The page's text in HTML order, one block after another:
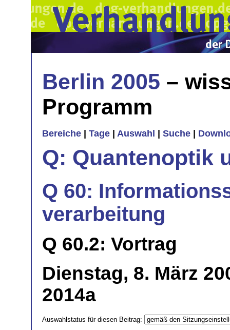
Berlin 2005 –
Programm
Bereiche Tage Auswahl Suche
Q: Quantenoptik
Q 60:
verarbeitung
Q 60.2: Vortrag
Dienstag, 8. März
2014a
Auswahlstatus für diesen Beitrag: